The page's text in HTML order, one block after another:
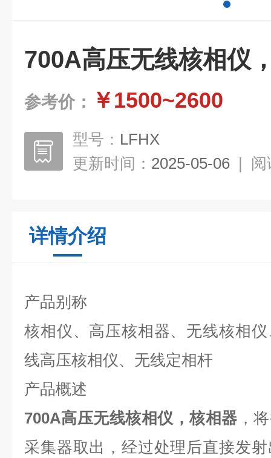
700A高压无线核相仪
参考价： ￥1500~2600
型号： LFHX
更新时间： 2025-05-06 | 阅
详情介绍
产品别称
核相仪、高压核相器、无线核相
线高压核相仪、无线定相杆
产品概述
700A高压无线核相仪，核相器 ，
采集器取出，经过处理后直接发